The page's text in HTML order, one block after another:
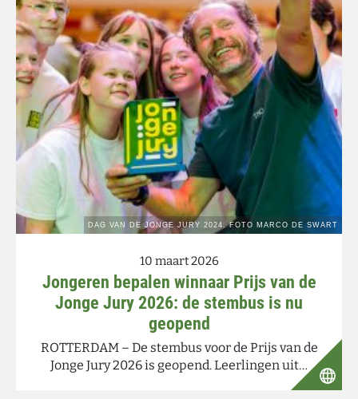
10 maart 2026
Jongeren bepalen winnaar Prijs van de
Jonge Jury 2026: de stembus is nu
geopend
ROTTERDAM – De stembus voor de Prijs van de
Jonge Jury 2026 is geopend. Leerlingen uit…